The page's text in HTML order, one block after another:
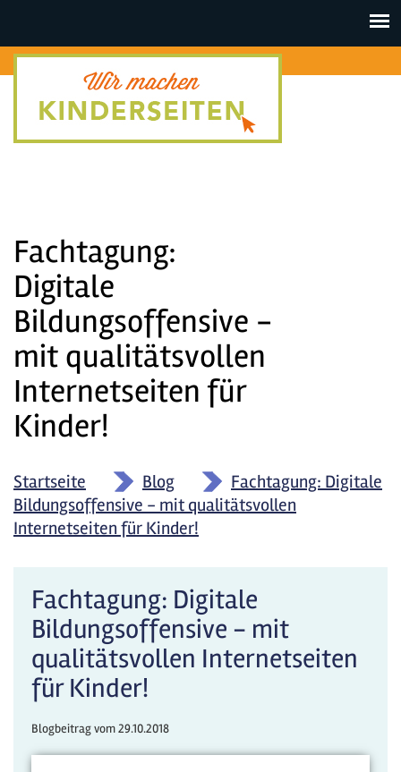
Toggle
Fachtagung:
Digitale
Bildungsoffensive -
mit qualitätsvollen
Internetseiten für
Kinder!
Startseite » Blog »
Fachtagung: Digitale
Bildungsoffensive - mit qualitätsvollen
Internetseiten für Kinder!
Fachtagung: Digitale
Bildungsoffensive - mit
qualitätsvollen Internetseiten
für Kinder!
Blogbeitrag vom29.10.2018